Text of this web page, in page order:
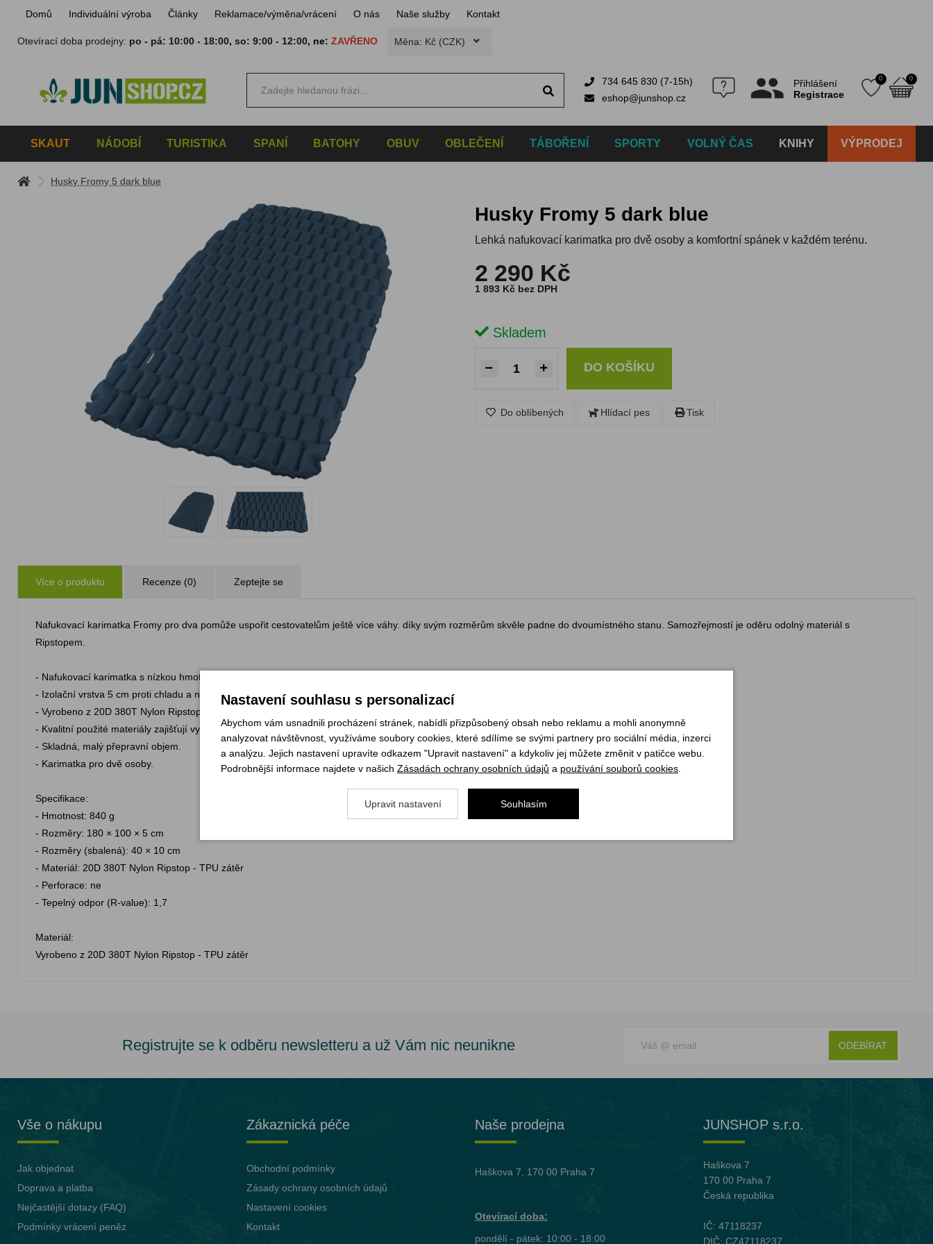
Domů Individuální výroba Články Reklamace/výměna/vrácení O nás Naše služby Kontakt
Otevírací doba prodejny: po - pá: 10:00 - 18:00,so: 9:00 - 12:00, ne: ZAVŘENO Měna: Kč (CZK)
734 645 830 (7-15h)
eshop@junshop.cz
Přihlášení
Registrace
0 0
SKAUT NÁDOBÍ TURISTIKA SPANÍ BATOHY OBUV OBLEČENÍ TÁBOŘENÍ SPORTY VOLNÝ ČAS KNIHY VÝPRODEJ
Husky Fromy 5 dark blue
Husky Fromy 5 dark blue
Lehká nafukovací karimatka pro dvě osoby a komfortní spánek v každém terénu.
2 290 Kč
1 893 Kč bez DPH
Skladem
DO KOŠÍKU
Do oblíbených Hlídací pes Tisk
Více o produktu Recenze (0) Zeptejte se
Nafukovací karimatka Fromy pro dva pomůže uspořit cestovatelům ještě více váhy. díky svým rozměrům skvěle padne do dvoumístného stanu. Samozřejmostí je oděru odolný materiál s
Ripstopem.
- Nafukovací karimatka s nízkou hmotností.
- Izolační vrstva 5 cm proti chladu a nerovnostem terénu.
- Vyrobeno z 20D 380T Nylon Ripstop - TPU zátěr.
- Kvalitní použité materiály zajišťují vysokou odolnost a použitelnost v různých terénech.
- Skladná, malý přepravní objem.
- Karimatka pro dvě osoby.
Specifikace:
- Hmotnost: 840 g
- Rozměry: 180 × 100 × 5 cm
- Rozměry (sbalená): 40 × 10 cm
- Materiál: 20D 380T Nylon Ripstop - TPU zátěr
- Perforace: ne
- Tepelný odpor (R-value): 1,7
Materiál:
Vyrobeno z 20D 380T Nylon Ripstop - TPU zátěr
Registrujte se k odběru newsletteru a už Vám nic neunikne ODEBÍRAT
Vše o nákupu
Jak objednat
Doprava a platba
Nejčastější dotazy (FAQ)
Podmínky vrácení peněz
Zákaznická péče
Obchodní podmínky
Zásady ochrany osobních údajů
Nastavení cookies
Kontakt
Naše prodejna
Haškova 7, 170 00 Praha 7
Otevírací doba:
pondělí - pátek: 10:00 - 18:00
JUNSHOP s.r.o.
Haškova 7
170 00 Praha 7
Česká republika
IČ: 47118237
DIČ: CZ47118237
Nastavení souhlasu s personalizací
Abychom vám usnadnili procházení stránek, nabídli přizpůsobený obsah nebo reklamu a mohli anonymně
analyzovat návštěvnost, využíváme soubory cookies, které sdílíme se svými partnery pro sociální média, inzerci
a analýzu. Jejich nastavení upravíte odkazem "Upravit nastavení" a kdykoliv jej můžete změnit v patičce webu.
Podrobnější informace najdete v našich Zásadách ochrany osobních údajů a používání souborů cookies
Upravit nastavení Souhlasím